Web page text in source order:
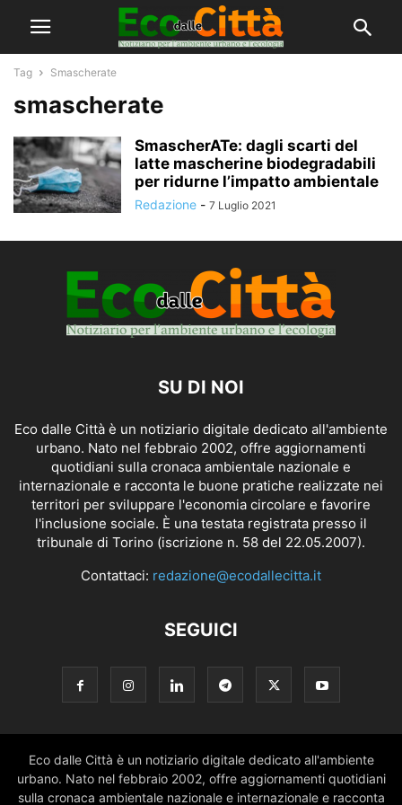
Tag Smascherate
smascherate
SmascherATe: dagli scarti del
latte mascherine biodegradabili
per ridurne l’impatto ambientale
Redazione - 7 Luglio 2021
SU DI NOI
Eco dalle Città è un notiziario digitale dedicato all'ambiente
urbano. Nato nel febbraio 2002, offre aggiornamenti
quotidiani sulla cronaca ambientale nazionale e
internazionale e racconta le buone pratiche realizzate nei
territori per sviluppare l'economia circolare e favorire
l'inclusione sociale. È una testata registrata presso il
tribunale di Torino (iscrizione n. 58 del 22.05.2007).
Contattaci: redazione@ecodallecitta.it
SEGUICI
Eco dalle Città è un notiziario digitale dedicato all'ambiente
urbano. Nato nel febbraio 2002, offre aggiornamenti quotidiani
sulla cronaca ambientale nazionale e internazionale e racconta